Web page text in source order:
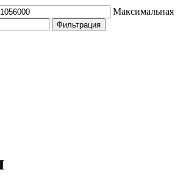
Максимальная
Фильтрация